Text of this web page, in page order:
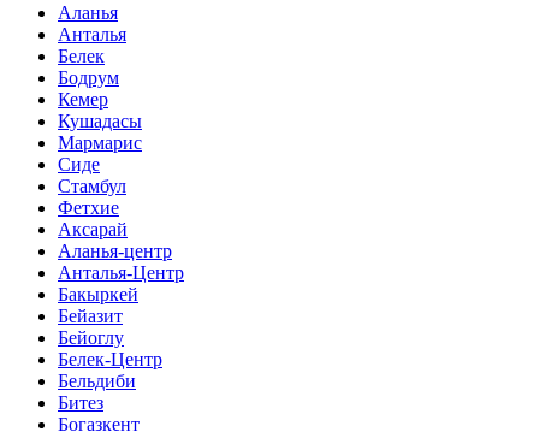
Аланья
Анталья
Белек
Бодрум
Кемер
Кушадасы
Мармарис
Сиде
Стамбул
Фетхие
Аксарай
Аланья-центр
Анталья-Центр
Бакыркей
Бейазит
Бейоглу
Белек-Центр
Бельдиби
Битез
Богазкент